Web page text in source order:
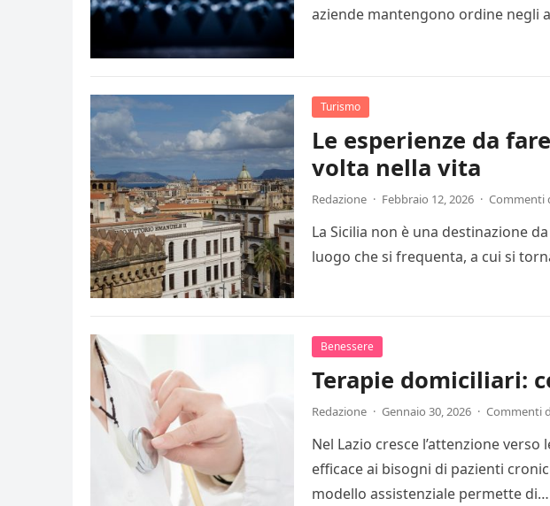
aziende mantengono ordine negli
Turismo
Le esperienze da
volta nella vita
Redazione · Febbraio 12, 2026 · Commenti
La Sicilia non è una destinazione
luogo che si frequenta, a cui si
Benessere
Terapie domiciliari:
Redazione · Gennaio 30, 2026 · Commenti
Nel Lazio cresce l’attenzione
efficace ai bisogni di pazienti
modello assistenziale permette di…